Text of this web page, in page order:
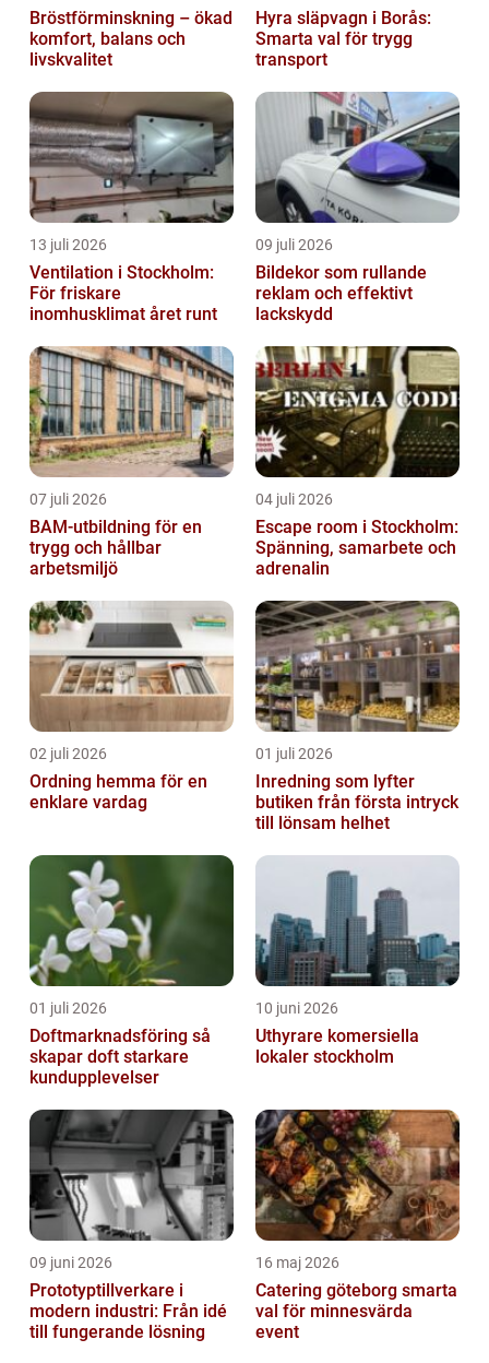
Bröstförminskning – ökad
komfort, balans och
livskvalitet
Hyra släpvagn i Borås:
Smarta val för trygg
transport
13 juli 2026
Ventilation i Stockholm:
För friskare
inomhusklimat året runt
09 juli 2026
Bildekor som rullande
reklam och effektivt
lackskydd
07 juli 2026
BAM-utbildning för en
trygg och hållbar
arbetsmiljö
04 juli 2026
Escape room i Stockholm:
Spänning, samarbete och
adrenalin
02 juli 2026
Ordning hemma för en
enklare vardag
01 juli 2026
Inredning som lyfter
butiken från första intryck
till lönsam helhet
01 juli 2026
Doftmarknadsföring så
skapar doft starkare
kundupplevelser
10 juni 2026
Uthyrare komersiella
lokaler stockholm
09 juni 2026
Prototyptillverkare i
modern industri: Från idé
till fungerande lösning
16 maj 2026
Catering göteborg smarta
val för minnesvärda
event